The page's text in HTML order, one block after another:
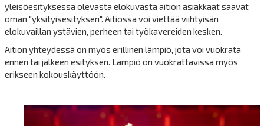
yleisöesityksessä olevasta elokuvasta aition asiakkaat saavat
oman "yksityisesityksen". Aitiossa voi viettää viihtyisän
elokuvaillan ystävien, perheen tai työkavereiden kesken.
Aition yhteydessä on myös erillinen lämpiö, jota voi vuokrata
ennen tai jälkeen esityksen. Lämpiö on vuokrattavissa myös
erikseen kokouskäyttöön.